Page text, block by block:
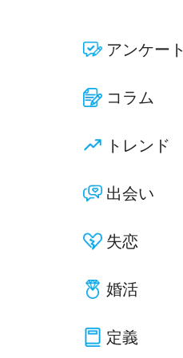
アンケート
コラム
トレンド
出会い
失恋
婚活
定義